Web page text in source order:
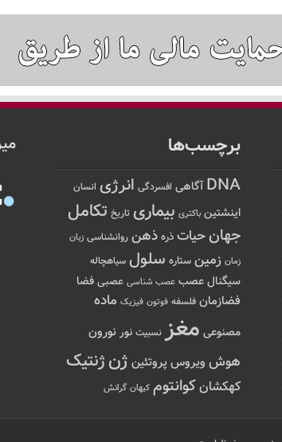
برچسب‌ها
DNA آگاهی افسردگی انرژی انسان
اینشتین باکتری بیماری تاریخ تکامل
جهانحیات ذره ذهن روانشناسی زبان
زمان زمین ستاره سلول سیاهچاله
سیگنالعصب عصب شناسی عصبی فضا
فضازمان فلسفه فوتون فیزیک ماده
مصنوعی مغز نسبیت نور نورون
هوش ویروس پروتئین ژنژنتیک
کهکشانکوانتوم کیهان گرانش